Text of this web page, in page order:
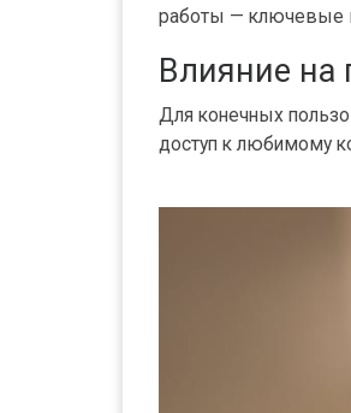
работы — ключевые
Влияние на
Для конечных
доступ к любимому